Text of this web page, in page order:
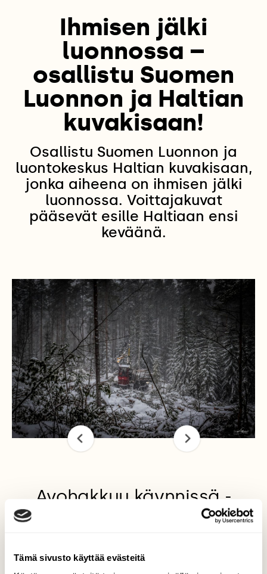
Tämä sivusto käyttää evästeitä
Ihmisen jälki
luonnossa –
osallistu Suomen
Luonnon ja Haltian
kuvakisaan!
Osallistu Suomen Luonnon ja
luontokeskus Haltian kuvakisaan,
jonka aiheena on ihmisen jälki
luonnossa. Voittajakuvat
pääsevät esille Haltiaan ensi
keväänä.
Avohakkuu käynnissä -
nimisen jääkautisen luonnonmuistomerkin
ympäristö avohakattu, vaikka olisi pitänyt